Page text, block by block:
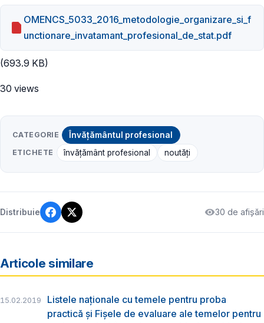
OMENCS_5033_2016_metodologie_organizare_si_f
unctionare_invatamant_profesional_de_stat.pdf
(693.9 KB)
30 views
CATEGORIE Învățământul profesional
ETICHETE învățământ profesional noutăți
Distribuie 30 de afișări
Articole similare
15.02.2019
Listele naționale cu temele pentru proba
practică și Fișele de evaluare ale temelor pentru